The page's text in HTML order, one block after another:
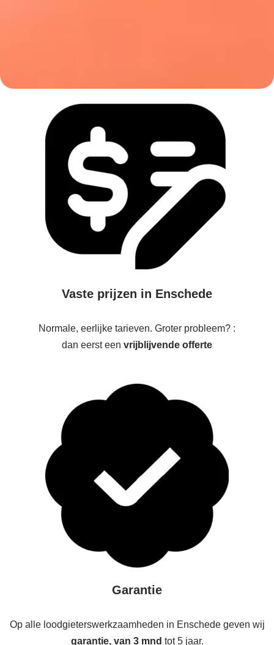
Vaste prijzen in Enschede
Normale, eerlijke tarieven. Groter probleem? :
dan eerst een vrijblijvende offerte
Garantie
Op alle loodgieterswerkzaamheden in Enschede geven wij
garantie, van 3 mnd tot 5 jaar.